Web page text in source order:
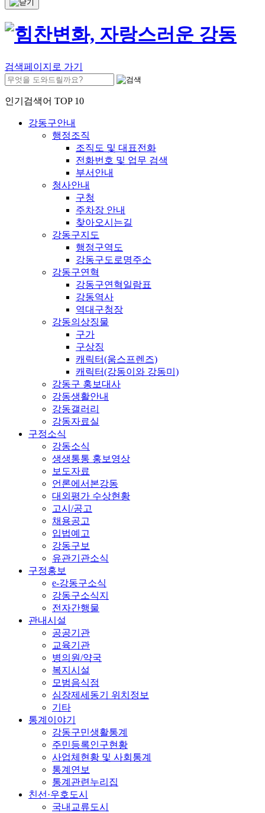
검색페이지로 가기
인기검색어 TOP 10
강동구안내
행정조직
조직도 및 대표전화
전화번호 및 업무 검색
부서안내
청사안내
구청
주차장 안내
찾아오시는길
강동구지도
행정구역도
강동구도로명주소
강동구연혁
강동구연혁일람표
강동역사
역대구청장
강동의상징물
구가
구상징
캐릭터(움스프렌즈)
캐릭터(강동이와 강동미)
강동구 홍보대사
강동생활안내
강동갤러리
강동자료실
구정소식
강동소식
생생통통 홍보영상
보도자료
언론에서본강동
대외평가 수상현황
고시/공고
채용공고
입법예고
강동구보
유관기관소식
구정홍보
e-강동구소식
강동구소식지
전자간행물
관내시설
공공기관
교육기관
병의원/약국
복지시설
모범음식점
심장제세동기 위치정보
기타
통계이야기
강동구민생활통계
주민등록인구현황
사업체현황 및 사회통계
통계연보
통계관련누리집
친선·우호도시
국내교류도시